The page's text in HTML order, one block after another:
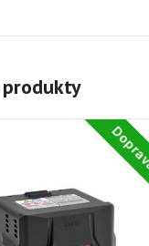
produkty